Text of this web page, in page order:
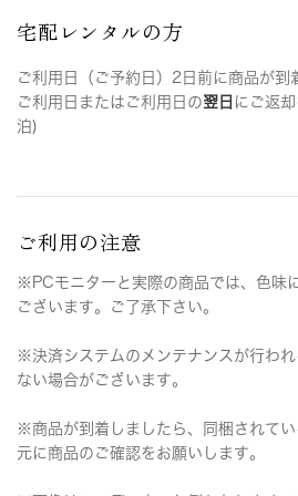
宅配レンタルの方
ご利用日（ご予約日）2日前に商品が到
ご利用日またはご利用日の翌日 にご返
泊)
ご利用の注意
※PCモニターと実際の商品では、色味
ございます。ご了承下さい。
※決済システムのメンテナンスが行わ
ない場合がございます。
※商品が到着しましたら、同梱されて
元に商品のご確認をお願いします。